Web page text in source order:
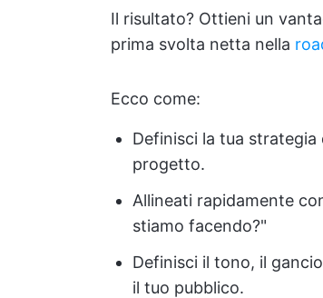
Il risultato? Ottieni un
prima svolta netta nella
Ecco come:
Definisci la tua
progetto.
Allineati rapidamente
stiamo facendo?"
Definisci il tono, il
il tuo pubblico.